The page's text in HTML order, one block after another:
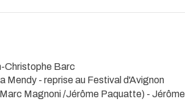
Christophe Barc
Mendy - reprise au Festival d'Avignon
Magnoni /Jérôme Paquatte) - Jérôme